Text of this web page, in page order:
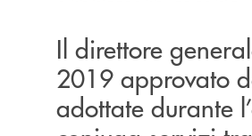
Il direttore
2019 approvato
adottate durante